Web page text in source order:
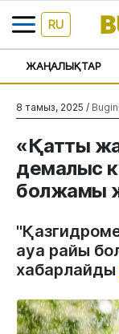
RU
ЖАҢАЛЫҚТАР
8 тамыз, 2025 /
«Қатты
демалыс
болжамы
ауа райы
хабарлайды